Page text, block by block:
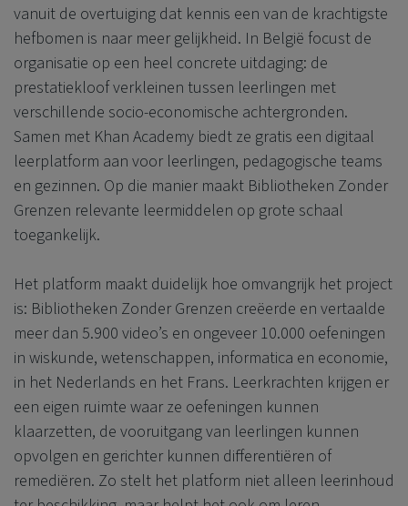
vanuit de overtuiging dat kennis een van de krachtigste
hefbomen is naar meer gelijkheid. In België focust de
organisatie op een heel concrete uitdaging: de
prestatiekloof verkleinen tussen leerlingen met
verschillende socio-economische achtergronden.
Samen met Khan Academy biedt ze gratis een digitaal
leerplatform aan voor leerlingen, pedagogische teams
en gezinnen. Op die manier maakt Bibliotheken Zonder
Grenzen relevante leermiddelen op grote schaal
toegankelijk.
Het platform maakt duidelijk hoe omvangrijk het project
is: Bibliotheken Zonder Grenzen creëerde en vertaalde
meer dan 5.900 video’s en ongeveer 10.000 oefeningen
in wiskunde, wetenschappen, informatica en economie,
in het Nederlands en het Frans. Leerkrachten krijgen er
een eigen ruimte waar ze oefeningen kunnen
klaarzetten, de vooruitgang van leerlingen kunnen
opvolgen en gerichter kunnen differentiëren of
remediëren. Zo stelt het platform niet alleen leerinhoud